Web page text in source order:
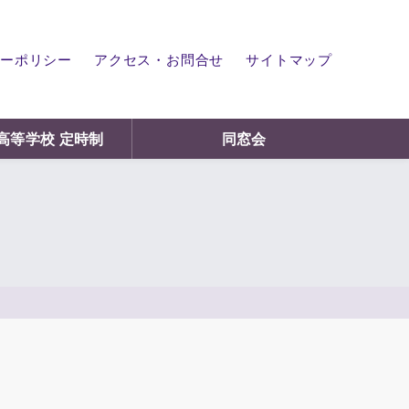
ポリシー アクセス・お問合せ サイトマップ
等学校 定時制 同窓会